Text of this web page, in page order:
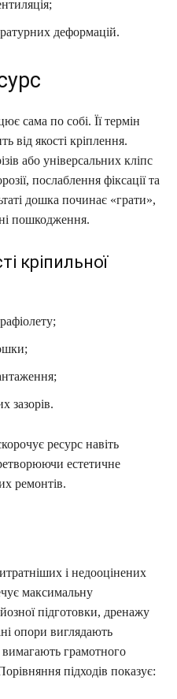
деформацій.
сама по собі. Її термін
від якості кріплення.
або універсальних кліпс
послаблення фіксації та
дошка починає «грати»,
пошкодження.
кріпильної
зазорів.
ресурс навіть
естетичне
ремонтів.
і недооцінених
максимальну
підготовки, дренажу
опори виглядають
грамотного
підходів показує: